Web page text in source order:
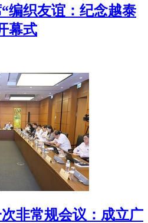
编织友谊：纪念越泰
幕式
非常规会议：成立广